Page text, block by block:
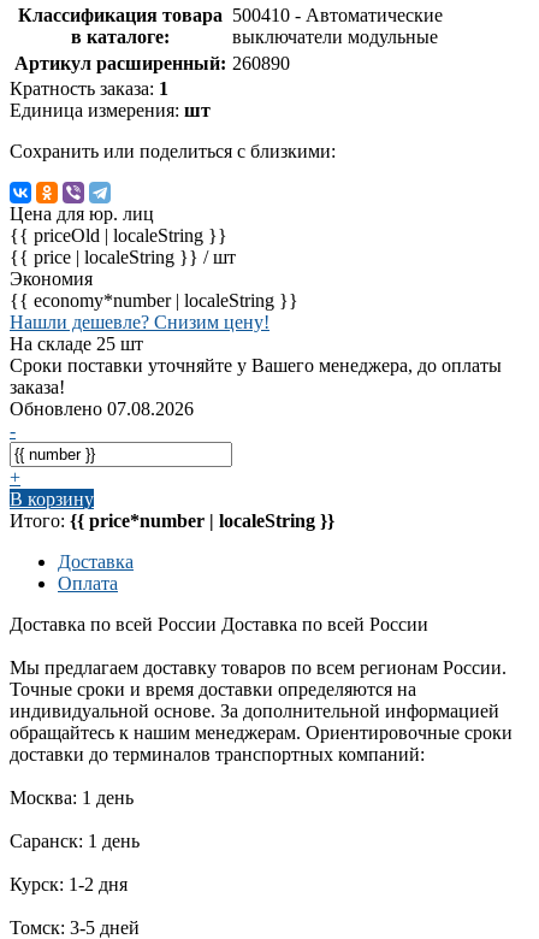
Классификация товара
в каталоге:
500410 - Автоматические
выключатели модульные
Артикул расширенный: 260890
Кратность заказа: 1
Единица измерения: шт
Сохранить или поделиться с близкими:
Цена для юр. лиц
{{ priceOld | localeString }}
{{ price | localeString }} / шт
Экономия
{{ economy*number | localeString }}
Нашли дешевле? Снизим цену!
На складе 25 шт
Сроки поставки уточняйте у Вашего менеджера, до оплаты
заказа!
Обновлено 07.08.2026
-
+
В корзину
Итого: {{ price*number | localeString }}
Доставка
Оплата
Доставка по всей России Доставка по всей России
Мы предлагаем доставку товаров по всем регионам России.
Точные сроки и время доставки определяются на
индивидуальной основе. За дополнительной информацией
обращайтесь к нашим менеджерам. Ориентировочные сроки
доставки до терминалов транспортных компаний:
Москва: 1 день
Саранск: 1 день
Курск: 1-2 дня
Томск: 3-5 дней